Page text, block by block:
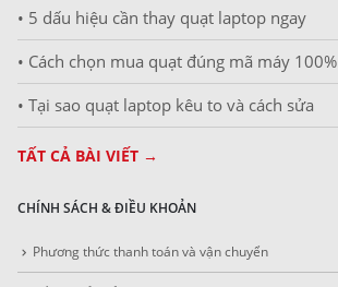
• 5 dấu hiệu cần thay quạt laptop ngay
• Cách chọn mua quạt đúng mã máy 100%
• Tại sao quạt laptop kêu to và cách sửa
TẤT CẢ BÀI VIẾT →
CHÍNH SÁCH & ĐIỀU KHOẢN
Phương thức thanh toán và vận chuyển